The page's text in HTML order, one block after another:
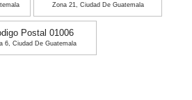
Zona 21, Ciudad De Guatemala
Postal 01006
6, Ciudad De Guatemala